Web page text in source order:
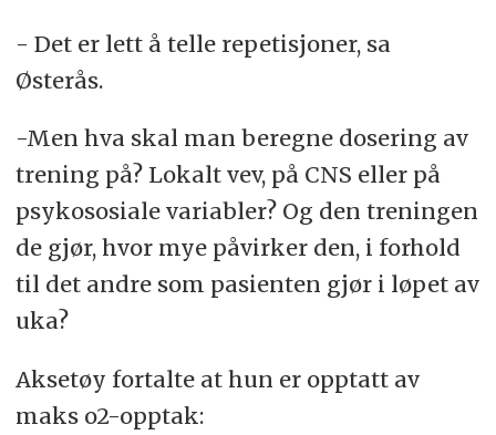
- Det er lett å telle repetisjoner, sa
Østerås.
-Men hva skal man beregne dosering av
trening på? Lokalt vev, på CNS eller på
psykososiale variabler? Og den treningen
de gjør, hvor mye påvirker den, i forhold
til det andre som pasienten gjør i løpet av
uka?
Aksetøy fortalte at hun er opptatt av
maks o2-opptak: